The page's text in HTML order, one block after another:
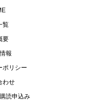
覧
要
報
ポリシー
わせ
読申込み